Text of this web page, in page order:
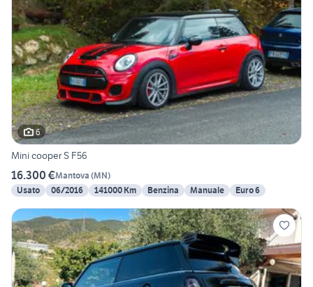
6
Mini cooper S F56
16.300 €Mantova (MN)
Usato
06/2016 141000 Km Benzina Manuale Euro 6